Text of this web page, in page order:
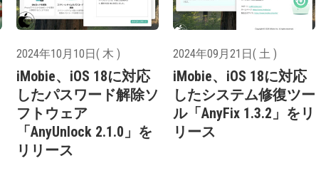
2024年10月10日( 木 )
iMobie、iOS 18に対応
したパスワード解除ソ
フトウェア
「AnyUnlock 2.1.0」を
リリース
2024年09月21日( 土 )
iMobie、iOS 18に対応
したシステム修復ツー
ル「AnyFix 1.3.2」をリ
リース